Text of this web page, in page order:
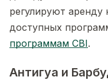
регулируют
доступных
программам CBI.
Антигуа и